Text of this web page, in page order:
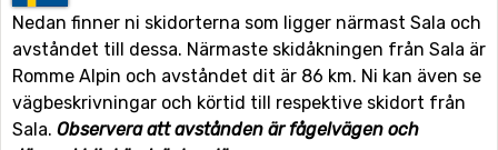
Nedan finner ni skidorterna som ligger närmast Sala och
avståndet till dessa. Närmaste skidåkningen från Sala är
Romme Alpin och avståndet dit är 86 km. Ni kan även se
vägbeskrivningar och körtid till respektive skidort från
Sala. Observera att avstånden är fågelvägen och